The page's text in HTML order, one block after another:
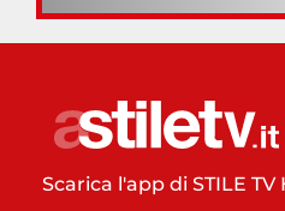
Scarica l'app di STILE TV